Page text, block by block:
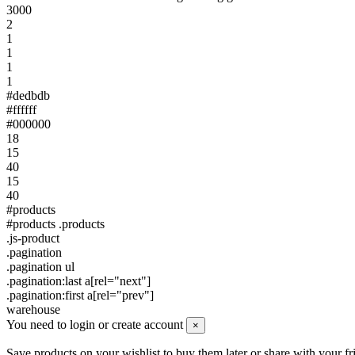
3000
2
1
1
1
1
#dedbdb
#ffffff
#000000
18
15
40
15
40
#products
#products .products
.js-product
.pagination
.pagination ul
.pagination:last a[rel="next"]
.pagination:first a[rel="prev"]
warehouse
You need to login or create account
×